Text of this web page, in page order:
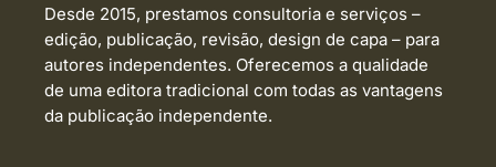
Desde 2015, prestamos consultoria e serviços –
edição, publicação, revisão, design de capa – para
autores independentes. Oferecemos a qualidade
de uma editora tradicional com todas as vantagens
da publicação independente.